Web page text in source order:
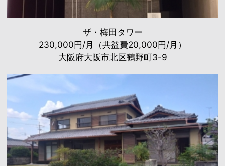
ザ・梅田タワー
230,000円/月（共益費20,000円/月）
大阪府大阪市北区鶴野町3-9